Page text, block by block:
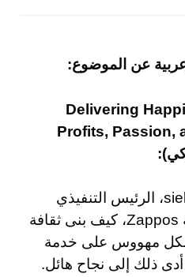
“Delivering
Profits, Passion,
يشرح توني هsieh، الرئيس التنفيذي
السابق لشركة Zappos، كيف بنى ثقافة
مهووس على خدمة
أدى ذلك إلى نجاح هائل.